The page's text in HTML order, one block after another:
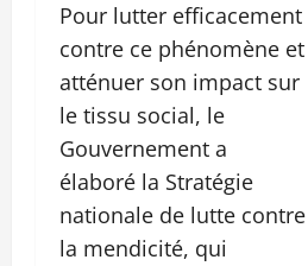
Pour lutter efficacement
contre ce phénomène et
atténuer son impact sur
le tissu social, le
Gouvernement a
élaboré la Stratégie
nationale de lutte contre
la mendicité, qui